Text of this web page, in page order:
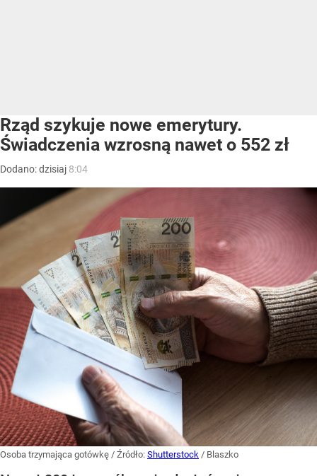
Rząd szykuje nowe emerytury.
Świadczenia wzrosną nawet o 552 zł
Dodano:dzisiaj 8:04
Osoba trzymająca gotówkę / Źródło: Shutterstock / Blaszko